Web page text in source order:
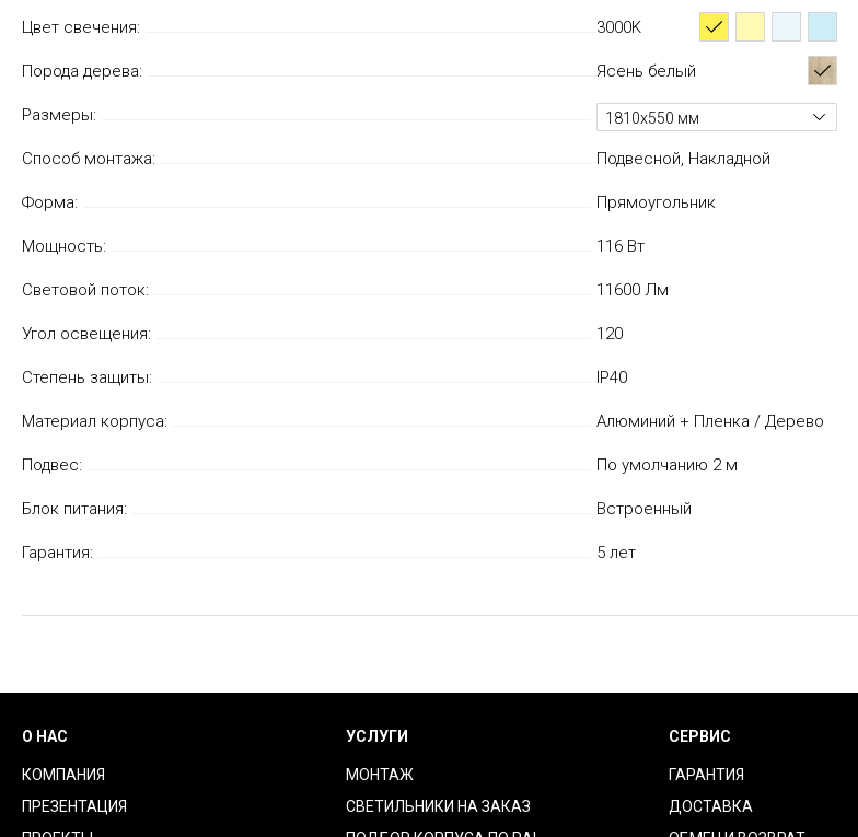
Цвет свечения: 3000K
Порода дерева: Ясень белый
Размеры: 1810х550 мм
Способ монтажа: Подвесной, Накладной
Форма: Прямоугольник
Мощность: 116 Вт
Световой поток: 11600 Лм
Угол освещения: 120
Степень защиты: IP40
Материал корпуса: Алюминий + Пленка / Дерево
Подвес: По умолчанию 2 м
Блок питания: Встроенный
Гарантия: 5 лет
О НАС
КОМПАНИЯ
ПРЕЗЕНТАЦИЯ
УСЛУГИ
МОНТАЖ
СВЕТИЛЬНИКИ НА ЗАКАЗ
СЕРВИС
ГАРАНТИЯ
ДОСТАВКА